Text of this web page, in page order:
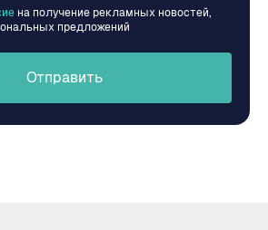
на получение рекламных новостей,
предложений
Отправить